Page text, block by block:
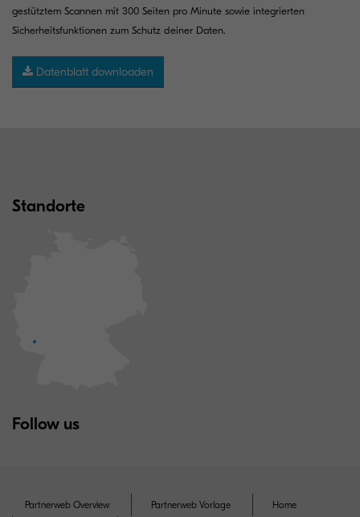
gestütztem Scannen mit 300 Seiten pro Minute sowie integrierten
Sicherheitsfunktionen zum Schutz deiner Daten.
Datenblatt downloaden
Standorte
Follow us
Partnerweb Overview Partnerweb Vorlage Home